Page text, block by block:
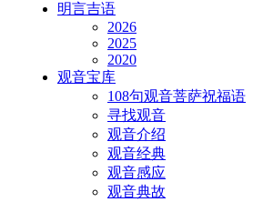
明言吉语
2026
2025
2020
观音宝库
108句观音菩萨祝福语
寻找观音
观音介绍
观音经典
观音感应
观音典故